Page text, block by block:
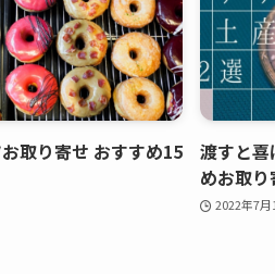
取り寄せ おすすめ15
渡すと
めお取
2022年7月